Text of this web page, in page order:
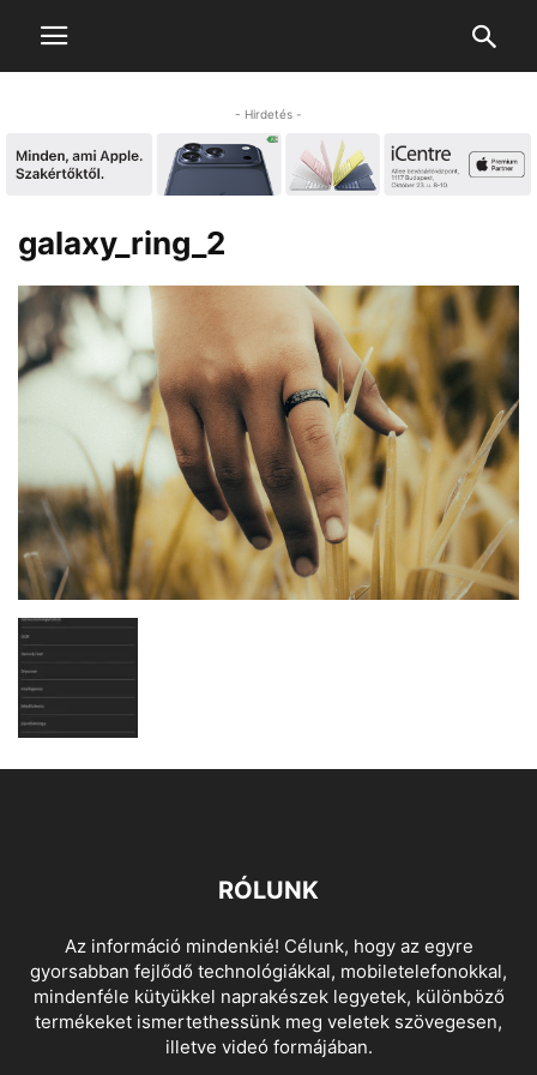
- Hirdetés -
galaxy_ring_2
RÓLUNK
Az információ mindenkié! Célunk, hogy az egyre
gyorsabban fejlődő technológiákkal, mobiletelefonokkal,
mindenféle kütyükkel naprakészek legyetek, különböző
termékeket ismertethessünk meg veletek szövegesen,
illetve videó formájában.